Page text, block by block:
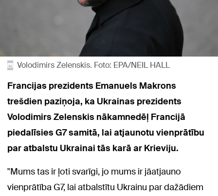
Volodimirs Zelenskis. Foto: EPA/NEIL HALL
Francijas prezidents Emanuels Makrons
trešdien paziņoja, ka Ukrainas prezidents
Volodimirs Zelenskis nākamnedēļ Francijā
piedalīsies G7 samitā, lai atjaunotu vienprātību
par atbalstu Ukrainai tās karā ar Krieviju.
"Mums tas ir ļoti svarīgi, jo mums ir jāatjauno
vienprātība G7, lai atbalstītu Ukrainu par dažādiem